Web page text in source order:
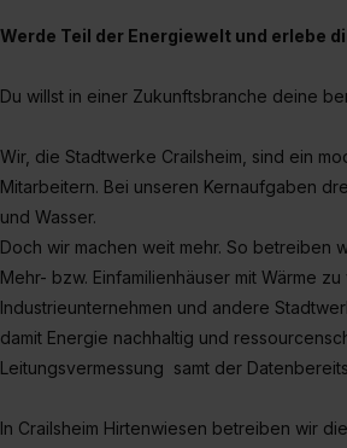
Werde Teil der Energiewelt und erlebe
Du willst in einer Zukunftsbranche deine
Wir, die Stadtwerke Crailsheim, sind ein
Mitarbeitern. Bei unseren Kernaufgaben
und Wasser.
Doch wir machen weit mehr. So betreiben
Mehr- bzw. Einfamilienhäuser mit Wärme
Industrieunternehmen und andere
damit Energie nachhaltig und
Leitungsvermessung samt der
In Crailsheim Hirtenwiesen betreiben wir